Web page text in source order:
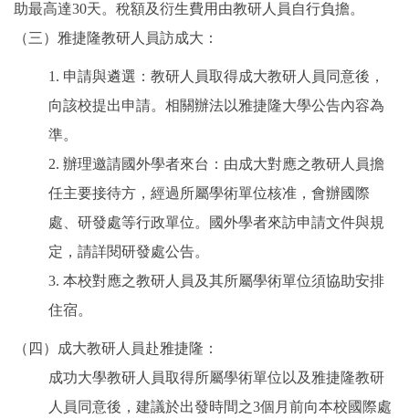
助最高達30天。稅額及衍生費用由教研人員自行負擔。
（三）雅捷隆教研人員訪成大：
1. 申請與遴選：教研人員取得成大教研人員同意後，
向該校提出申請。相關辦法以雅捷隆大學公告內容為
準。
2. 辦理邀請國外學者來台：由成大對應之教研人員擔
任主要接待方，經過所屬學術單位核准，會辦國際
處、研發處等行政單位。國外學者來訪申請文件與規
定，請詳閱研發處公告。
3. 本校對應之教研人員及其所屬學術單位須協助安排
住宿。
（四）成大教研人員赴雅捷隆：
成功大學教研人員取得所屬學術單位以及雅捷隆教研
人員同意後，建議於出發時間之3個月前向本校國際處